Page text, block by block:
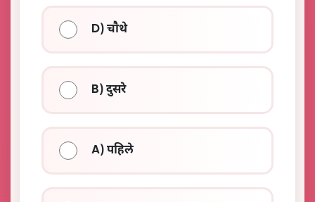
D) चौथे
B) दुसरे
A) पहिले